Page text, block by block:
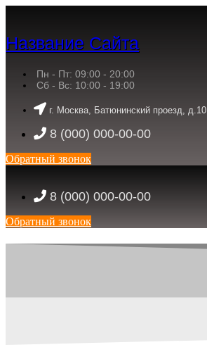
Название Сайта
Пн - Пт: 09:00 - 20:00
Сб - Вс: 10:00 - 19:00
г. Москва, Батюнинский проезд, д.10
8 (000) 000-00-00
Обратный звонок
8 (000) 000-00-00
Обратный звонок